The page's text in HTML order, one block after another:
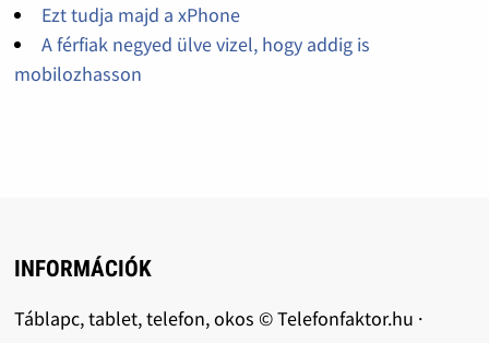
Ezt tudja majd a xPhone
A férfiak negyed ülve vizel, hogy addig is
mobilozhasson
INFORMÁCIÓK
Táblapc, tablet, telefon, okos © Telefonfaktor.hu ·